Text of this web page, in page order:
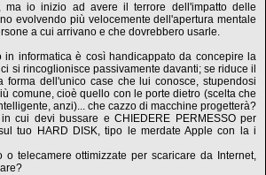
ma io inizio ad avere il terrore dell'impatto delle
evolvendo più velocemente dell'apertura mentale
a cui arrivano e che dovrebbero usarle.
in informatica è così handicappato da concepire la
si rincoglionisce passivamente davanti; se riduce il
forma dell'unico case che lui conosce, stupendosi
comune, cioè quello con le porte dietro (scelta che
anzi)... che cazzo di macchine progetterà?
cui devi bussare e CHIEDERE PERMESSO per
tuo HARD DISK, tipo le merdate Apple con la i
o telecamere ottimizzate per scaricare da Internet,